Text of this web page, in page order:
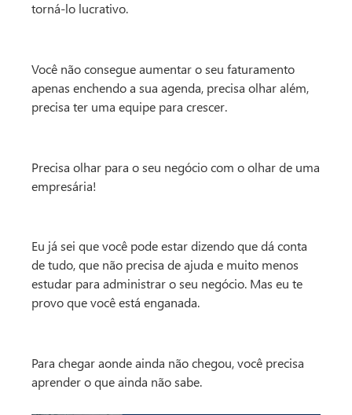
torná-lo lucrativo.
Você não consegue aumentar o seu faturamento
apenas enchendo a sua agenda, precisa olhar além,
precisa ter uma equipe para crescer.
Precisa olhar para o seu negócio com o olhar de uma
empresária!
Eu já sei que você pode estar dizendo que dá conta
de tudo, que não precisa de ajuda e muito menos
estudar para administrar o seu negócio. Mas eu te
provo que você está enganada.
Para chegar aonde ainda não chegou, você precisa
aprender o que ainda não sabe.